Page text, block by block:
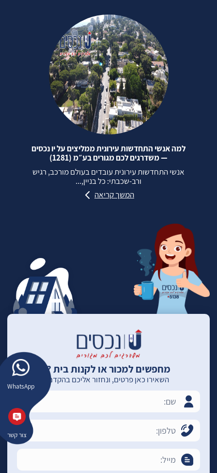
WhatsApp
צור קשר
למה אנשי התחדשות עירונית ממליצים על יו נכסים
— משדרגים לכם מגורים בע״מ (1281)
אנשי התחדשות עירונית עובדים בעולם מורכב, רגיש
ורב‑שכבתי: כל בניין,...
המשך קריאה
מחפשים למכור או לקנות בית ?
השאירו כאן פרטים, ונחזור אליכם בהקדם